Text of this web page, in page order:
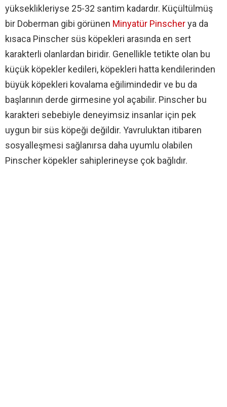
yükseklikleriyse 25-32 santim kadardır. Küçültülmüş
bir Doberman gibi görünen Minyatür Pinscherya da
kısaca Pinscher süs köpekleri arasında en sert
karakterli olanlardan biridir. Genellikle tetikte olan bu
küçük köpekler kedileri, köpekleri hatta kendilerinden
büyük köpekleri kovalama eğilimindedir ve bu da
başlarının derde girmesine yol açabilir. Pinscher bu
karakteri sebebiyle deneyimsiz insanlar için pek
uygun bir süs köpeği değildir. Yavruluktan itibaren
sosyalleşmesi sağlanırsa daha uyumlu olabilen
Pinscher köpekler sahiplerineyse çok bağlıdır.